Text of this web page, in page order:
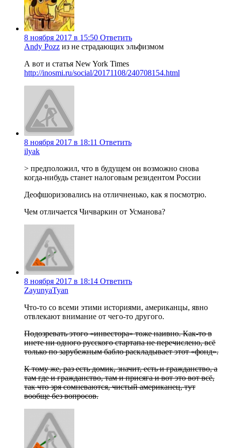
8 ноября 2017 в 15:50 Ответить
Andy Pozz из не страдающих эльфизмом
А вот и статья New York Times
http://inosmi.ru/social/20171108/240708154.html
8 ноября 2017 в 18:11 Ответить
ilyak
> предположил, что в будущем он возможно снова
когда-нибудь станет налоговым резидентом России
Деофшоризовались на отличненько, как я посмотрю.
Чем отличается Чичваркин от Усманова?
8 ноября 2017 в 18:14 Ответить
ZayunyaTyan
Что-то со всеми этими историями, американцы, явно
отвлекают внимание от чего-то другого.
Подозревать этого «инвестора» тоже наивно. Как-то в
инете ни одного русского стартапа не перечислено, всё
только по зарубежным бабло раскладывает этот «фонд».
К тому же, раз есть домик, значит, есть и гражданство, а
там где и гражданство, там и присяга и вот это вот всё,
так что зря сомневаются, чистый американец, тут
вообще без вопросов.